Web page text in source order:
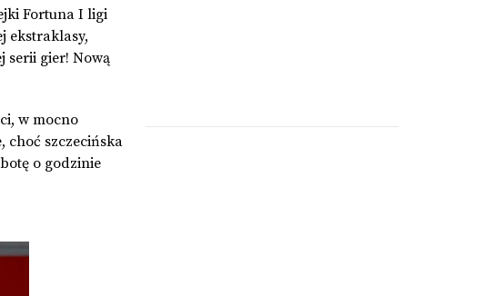
Fortuna I ligi
ekstraklasy,
serii gier! Nową
w mocno
choć szczecińska
o godzinie